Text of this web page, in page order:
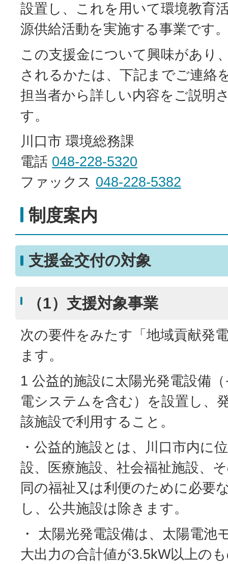
設置し、これを用いて環境教育
源供給活動を実施する事業です
この支援金について興味があり
されるかたは、下記までご連絡
担当者から詳しい内容をご説明
す。
川口市 環境総務課
電話 048-228-5320
ファックス 048-228-5382
制度案内
支援金交付の対象
（1）支援対象事業
次の要件をみたす「地域貢献発
ます。
1 公益的施設に太陽光発電設備
電システムを含む）を設置し、
該施設で利用すること。
・公益的施設とは、川口市内に
設、医療施設、社会福祉施設、
同の福祉又は利便のために必要
し、公共施設は除きます。
・ 太陽光発電設備は、太陽電池
大出力の合計値が3.5kW以上の